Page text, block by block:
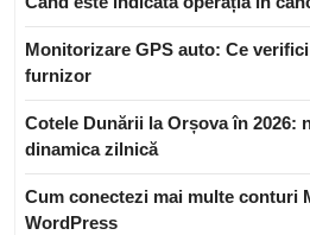
Monitorizare GPS auto: Ce
furnizor
Cotele Dunării la Orșova în 2026:
dinamica zilnică
Cum conectezi mai multe conturi
WordPress